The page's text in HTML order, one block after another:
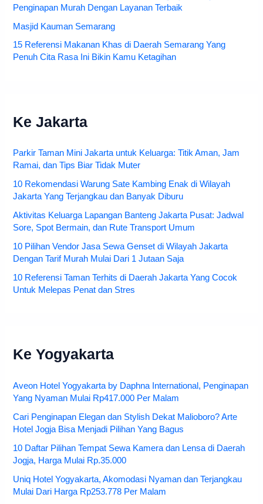
Penginapan Murah Dengan Layanan Terbaik
Masjid Kauman Semarang
15 Referensi Makanan Khas di Daerah Semarang Yang
Penuh Cita Rasa Ini Bikin Kamu Ketagihan
Ke Jakarta
Parkir Taman Mini Jakarta untuk Keluarga: Titik Aman, Jam
Ramai, dan Tips Biar Tidak Muter
10 Rekomendasi Warung Sate Kambing Enak di Wilayah
Jakarta Yang Terjangkau dan Banyak Diburu
Aktivitas Keluarga Lapangan Banteng Jakarta Pusat: Jadwal
Sore, Spot Bermain, dan Rute Transport Umum
10 Pilihan Vendor Jasa Sewa Genset di Wilayah Jakarta
Dengan Tarif Murah Mulai Dari 1 Jutaan Saja
10 Referensi Taman Terhits di Daerah Jakarta Yang Cocok
Untuk Melepas Penat dan Stres
Ke Yogyakarta
Aveon Hotel Yogyakarta by Daphna International, Penginapan
Yang Nyaman Mulai Rp417.000 Per Malam
Cari Penginapan Elegan dan Stylish Dekat Malioboro? Arte
Hotel Jogja Bisa Menjadi Pilihan Yang Bagus
10 Daftar Pilihan Tempat Sewa Kamera dan Lensa di Daerah
Jogja, Harga Mulai Rp.35.000
Uniq Hotel Yogyakarta, Akomodasi Nyaman dan Terjangkau
Mulai Dari Harga Rp253.778 Per Malam